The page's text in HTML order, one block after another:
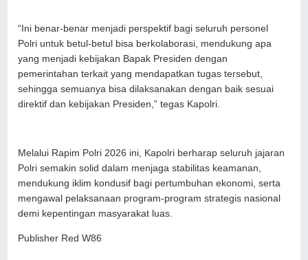
“Ini benar-benar menjadi perspektif bagi seluruh personel
Polri untuk betul-betul bisa berkolaborasi, mendukung apa
yang menjadi kebijakan Bapak Presiden dengan
pemerintahan terkait yang mendapatkan tugas tersebut,
sehingga semuanya bisa dilaksanakan dengan baik sesuai
direktif dan kebijakan Presiden,” tegas Kapolri.
Melalui Rapim Polri 2026 ini, Kapolri berharap seluruh jajaran
Polri semakin solid dalam menjaga stabilitas keamanan,
mendukung iklim kondusif bagi pertumbuhan ekonomi, serta
mengawal pelaksanaan program-program strategis nasional
demi kepentingan masyarakat luas.
Publisher Red W86